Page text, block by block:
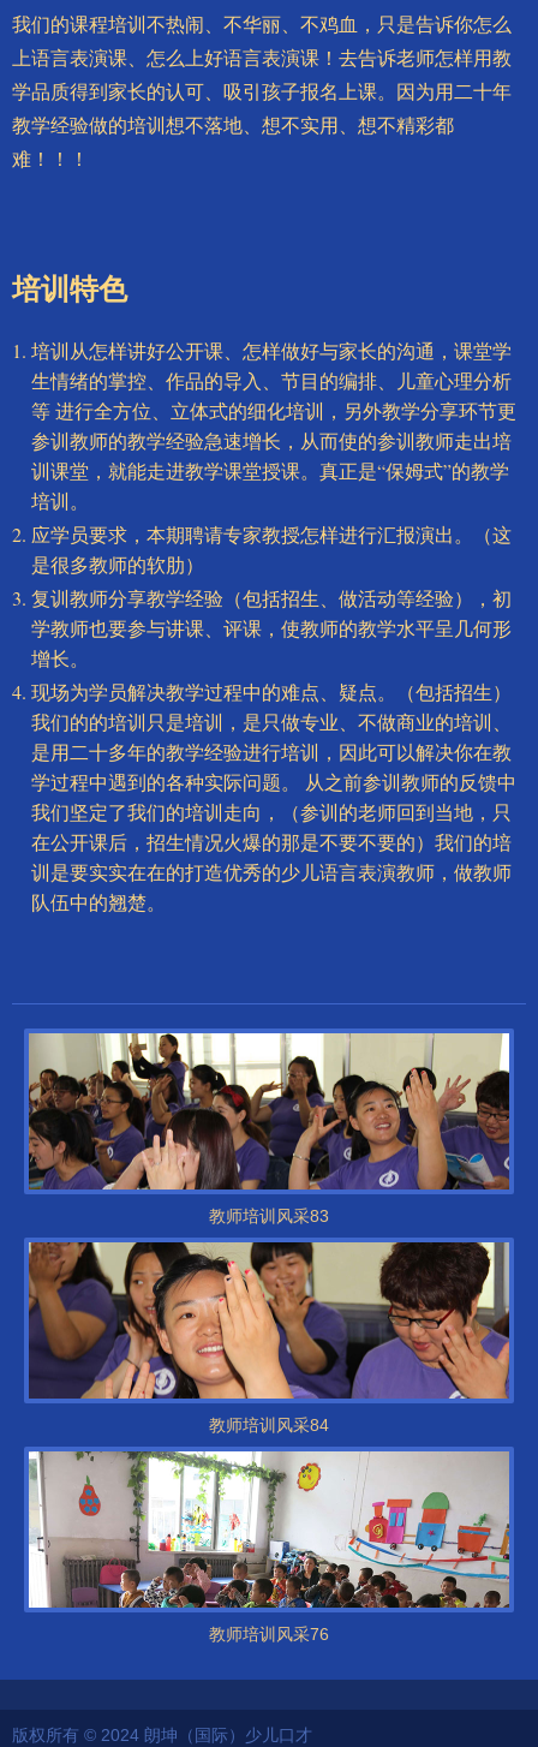
我们的课程培训不热闹、不华丽、不鸡血，只是告诉你怎么
上语言表演课、怎么上好语言表演课！去告诉老师怎样用教
学品质得到家长的认可、吸引孩子报名上课。因为用二十年
教学经验做的培训想不落地、想不实用、想不精彩都
难！！！
培训特色
培训从怎样讲好公开课、怎样做好与家长的沟通，课堂学
生情绪的掌控、作品的导入、节目的编排、儿童心理分析
等 进行全方位、立体式的细化培训，另外教学分享环节更
参训教师的教学经验急速增长，从而使的参训教师走出培
训课堂，就能走进教学课堂授课。真正是“保姆式”的教学
培训。
应学员要求，本期聘请专家教授怎样进行汇报演出。（这
是很多教师的软肋）
复训教师分享教学经验（包括招生、做活动等经验），初
学教师也要参与讲课、评课，使教师的教学水平呈几何形
增长。
现场为学员解决教学过程中的难点、疑点。（包括招生）
我们的的培训只是培训，是只做专业、不做商业的培训、
是用二十多年的教学经验进行培训，因此可以解决你在教
学过程中遇到的各种实际问题。 从之前参训教师的反馈中
我们坚定了我们的培训走向，（参训的老师回到当地，只
在公开课后，招生情况火爆的那是不要不要的）我们的培
训是要实实在在的打造优秀的少儿语言表演教师，做教师
队伍中的翘楚。
教师培训风采83
教师培训风采84
教师培训风采76
版权所有 © 2024 朗坤（国际）少儿口才